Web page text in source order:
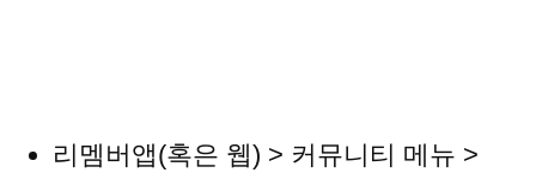
리멤버앱(혹은 웹) > 커뮤니티 메뉴 >